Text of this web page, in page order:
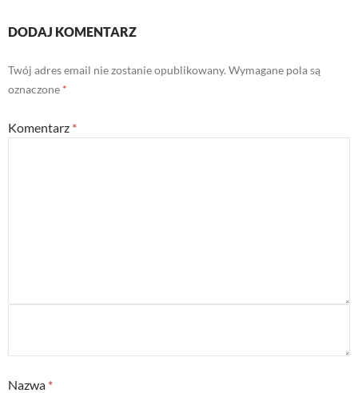
DODAJ KOMENTARZ
Twój adres email nie zostanie opublikowany. Wymagane pola są
oznaczone *
Komentarz *
Nazwa *